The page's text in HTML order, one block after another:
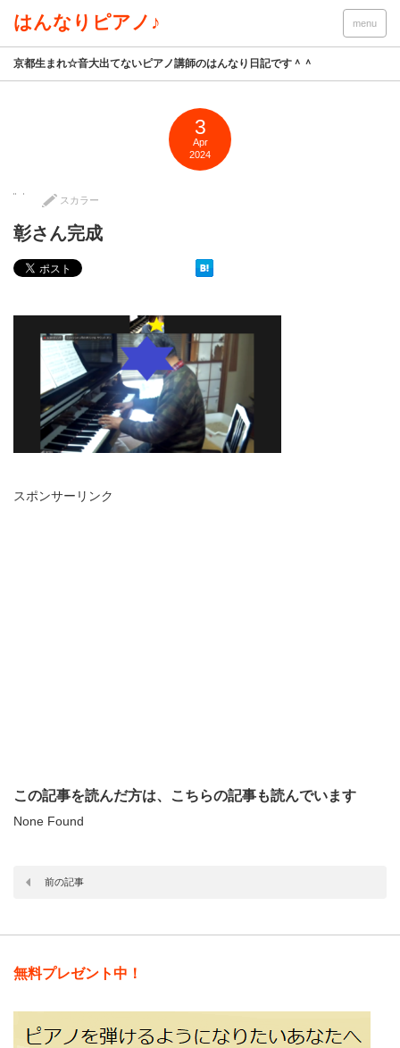
はんなりピアノ♪ menu
京都生まれ☆音大出てないピアノ講師のはんなり日記です＾＾
3
Apr
2024
スカラー
彰さん完成
スポンサーリンク
この記事を読んだ方は、こちらの記事も読んでいます
None Found
前の記事
無料プレゼント中！